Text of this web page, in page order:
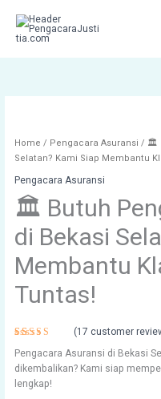
content
Home / Pengacara Asuransi / 🏛️
Selatan? Kami Siap Membantu
Pengacara Asuransi
🏛️ Butuh
di Bekasi
Membantu
Tuntas!
4.47out
of 5
based on
customer
(17 customer
Pengacara Asuransi di Bekasi
dikembalikan? Kami siap
lengkap!